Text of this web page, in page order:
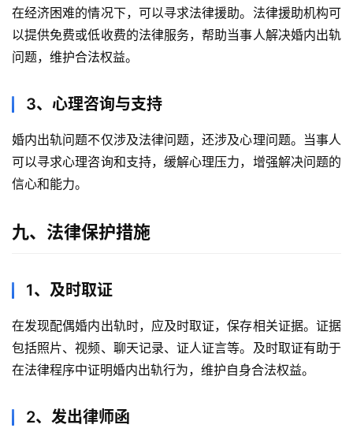
在经济困难的情况下，可以寻求法律援助。法律援助机构可
以提供免费或低收费的法律服务，帮助当事人解决婚内出轨
问题，维护合法权益。
3、心理咨询与支持
婚内出轨问题不仅涉及法律问题，还涉及心理问题。当事人
可以寻求心理咨询和支持，缓解心理压力，增强解决问题的
信心和能力。
九、法律保护措施
1、及时取证
在发现配偶婚内出轨时，应及时取证，保存相关证据。证据
包括照片、视频、聊天记录、证人证言等。及时取证有助于
在法律程序中证明婚内出轨行为，维护自身合法权益。
2、发出律师函